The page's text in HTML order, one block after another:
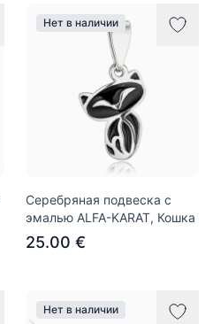
Нет в наличии
Серебряная подвеска с
эмалью ALFA-KARAT, Кошка
25.00 €
Нет в наличии